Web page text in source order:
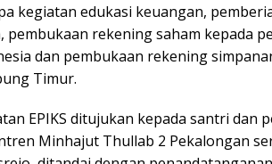
kegiatan edukasi keuangan,
pembukaan rekening saham kepada
dan pembukaan rekening
Timur.
EPIKS ditujukan kepada santri dan
Minhajut Thullab 2 Pekalongan